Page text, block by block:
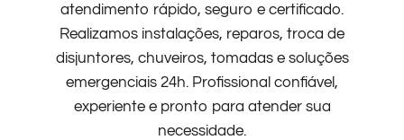
atendimento rápido, seguro e certificado.
Realizamos instalações, reparos, troca de
disjuntores, chuveiros, tomadas e soluções
emergenciais 24h. Profissional confiável,
experiente e pronto para atender sua
necessidade.